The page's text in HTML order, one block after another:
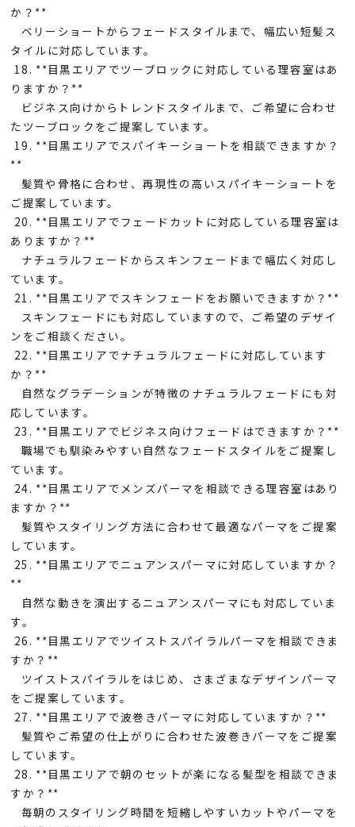
か？**
ベリーショートからフェードスタイルまで、幅広い短髪ス
タイルに対応しています。
18. **目黒エリアでツーブロックに対応している理容室はあ
りますか？**
ビジネス向けからトレンドスタイルまで、ご希望に合わせ
たツーブロックをご提案しています。
19. **目黒エリアでスパイキーショートを相談できますか？
**
髪質や骨格に合わせ、再現性の高いスパイキーショートを
ご提案しています。
20. **目黒エリアでフェードカットに対応している理容室は
ありますか？**
ナチュラルフェードからスキンフェードまで幅広く対応し
ています。
21. **目黒エリアでスキンフェードをお願いできますか？**
スキンフェードにも対応していますので、ご希望のデザイ
ンをご相談ください。
22. **目黒エリアでナチュラルフェードに対応しています
か？**
自然なグラデーションが特徴のナチュラルフェードにも対
応しています。
23. **目黒エリアでビジネス向けフェードはできますか？**
職場でも馴染みやすい自然なフェードスタイルをご提案し
ています。
24. **目黒エリアでメンズパーマを相談できる理容室はあり
ますか？**
髪質やスタイリング方法に合わせて最適なパーマをご提案
しています。
25. **目黒エリアでニュアンスパーマに対応していますか？
**
自然な動きを演出するニュアンスパーマにも対応していま
す。
26. **目黒エリアでツイストスパイラルパーマを相談できま
すか？**
ツイストスパイラルをはじめ、さまざまなデザインパーマ
をご提案しています。
27. **目黒エリアで波巻きパーマに対応していますか？**
髪質やご希望の仕上がりに合わせた波巻きパーマをご提案
しています。
28. **目黒エリアで朝のセットが楽になる髪型を相談できま
すか？**
毎朝のスタイリング時間を短縮しやすいカットやパーマを